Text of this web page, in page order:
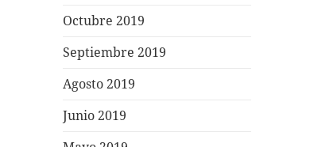
Octubre 2019
Septiembre 2019
Agosto 2019
Junio 2019